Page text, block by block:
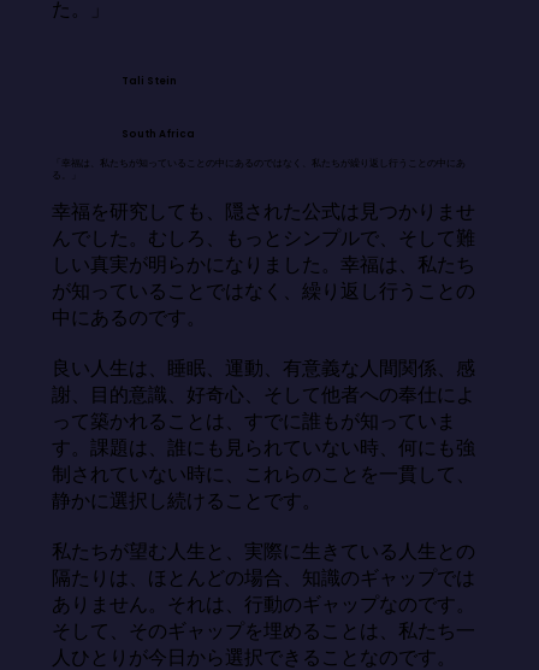
た。」
Tali Stein
South Africa
「幸福は、私たちが知っていることの中にあるのではなく、私たちが繰り返し行うことの中にあ
る。」
幸福を研究しても、隠された公式は見つかりませ
んでした。むしろ、もっとシンプルで、そして難
しい真実が明らかになりました。幸福は、私たち
が知っていることではなく、繰り返し行うことの
中にあるのです。
良い人生は、睡眠、運動、有意義な人間関係、感
謝、目的意識、好奇心、そして他者への奉仕によ
って築かれることは、すでに誰もが知っていま
す。課題は、誰にも見られていない時、何にも強
制されていない時に、これらのことを一貫して、
静かに選択し続けることです。
私たちが望む人生と、実際に生きている人生との
隔たりは、ほとんどの場合、知識のギャップでは
ありません。それは、行動のギャップなのです。
そして、そのギャップを埋めることは、私たち一
人ひとりが今日から選択できることなのです。